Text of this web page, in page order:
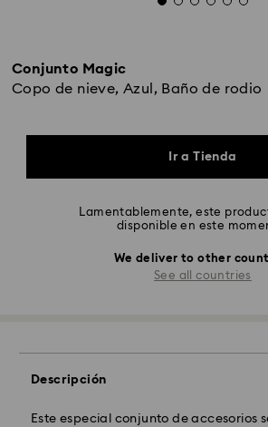
Conjunto Magic
Copo de nieve, Azul, Baño de rodio
Ir a Tienda
Lamentablemente, este
disponible en este
We deliver to other
See all countries
Descripción
Este especial conjunto de accesorios